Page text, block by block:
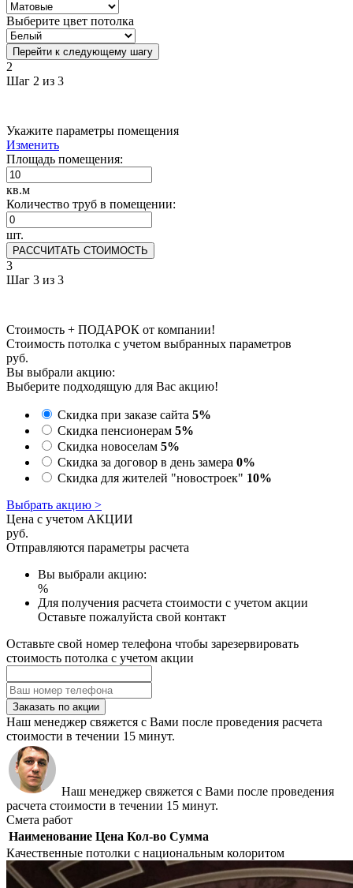
Выберите цвет потолка
Перейти к следующему шагу
2
Шаг 2 из 3
Укажите параметры помещения
Изменить
Площадь помещения:
кв.м
Количество труб в помещении:
шт.
РАССЧИТАТЬ СТОИМОСТЬ
3
Шаг 3 из 3
Стоимость + ПОДАРОК от компании!
Стоимость потолка с учетом выбранных параметров
руб.
Вы выбрали акцию:
Выберите подходящую для Вас акцию!
Скидка при заказе сайта 5%
Скидка пенсионерам 5%
Скидка новоселам 5%
Скидка за договор в день замера 0%
Скидка для жителей "новостроек" 10%
Выбрать акцию >
Цена с учетом АКЦИИ
руб.
Отправляются параметры расчета
Вы выбрали акцию:
%
Для получения расчета стоимости с учетом акции
Оставьте пожалуйста свой контакт
Оставьте свой номер телефона чтобы зарезервировать
стоимость потолка с учетом акции
Заказать по акции
Наш менеджер свяжется с Вами после проведения расчета
стоимости в течении 15 минут.
Наш менеджер свяжется с Вами после проведения
расчета стоимости в течении 15 минут.
Смета работ
Наименование Цена Кол-во Сумма
Качественные потолки с национальным колоритом